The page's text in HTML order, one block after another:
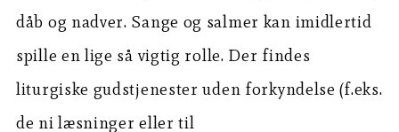
dåb og nadver. Sange og salmer kan imidlertid
spille en lige så vigtig rolle. Der findes
liturgiske gudstjenester uden forkyndelse (f.eks.
de ni læsninger eller til